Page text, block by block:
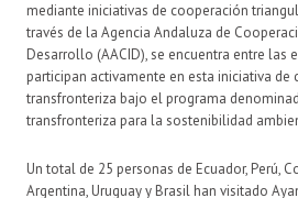
mediante iniciativas de cooperación
través de la Agencia Andaluza de
Desarrollo (AACID), se encuentra entre las
participan activamente en esta iniciativa
transfronteriza bajo el programa
transfronteriza para la sostenibilidad
Un total de 25 personas de Ecuador, Perú,
Argentina, Uruguay y Brasil han visitado